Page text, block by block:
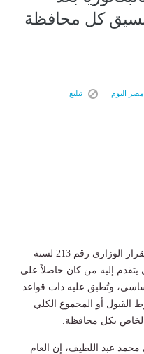
كل محافظة
مصر اليوم تبليغ
والتعليم القرار الوزارى رقم 213 لسنة
يتقدم إليه من كان حاصلاً على
وتُطبق عليه ذات قواعد
القبول أو المجموع الكلي
الخاص بكل محافظة.
محمد عبد اللطيف، إن العام